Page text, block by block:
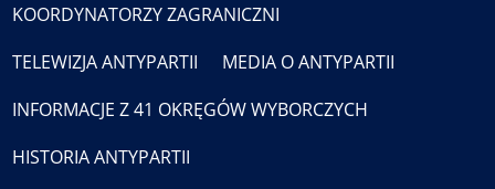
KOORDYNATORZY ZAGRANICZNI
TELEWIZJA ANTYPARTII
MEDIA O ANTYPARTII
INFORMACJE Z 41 OKRĘGÓW WYBORCZYCH
HISTORIA ANTYPARTII